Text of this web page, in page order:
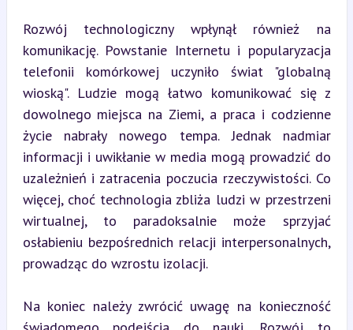
Rozwój technologiczny wpłynął również na
komunikację. Powstanie Internetu i popularyzacja
telefonii komórkowej uczyniło świat "globalną
wioską". Ludzie mogą łatwo komunikować się z
dowolnego miejsca na Ziemi, a praca i codzienne
życie nabrały nowego tempa. Jednak nadmiar
informacji i uwikłanie w media mogą prowadzić do
uzależnień i zatracenia poczucia rzeczywistości. Co
więcej, choć technologia zbliża ludzi w przestrzeni
wirtualnej, to paradoksalnie może sprzyjać
osłabieniu bezpośrednich relacji interpersonalnych,
prowadząc do wzrostu izolacji.
Na koniec należy zwrócić uwagę na konieczność